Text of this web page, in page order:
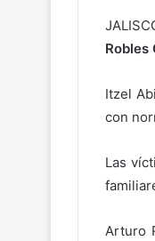
Robles
Itzel
con
Las
Arturo